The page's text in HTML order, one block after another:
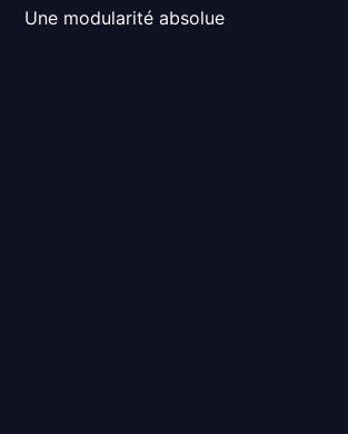
Une modularité absolue